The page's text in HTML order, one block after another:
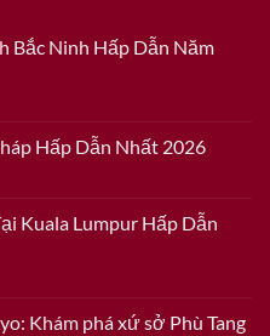
Bắc Ninh Hấp Dẫn Năm
Hấp Dẫn Nhất 2026
Kuala Lumpur Hấp Dẫn
Khám phá xứ sở Phù Tang